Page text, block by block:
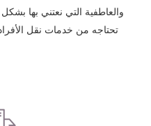
والعاطفية التي نعتني بها
تحتاجه من خدمات نقل